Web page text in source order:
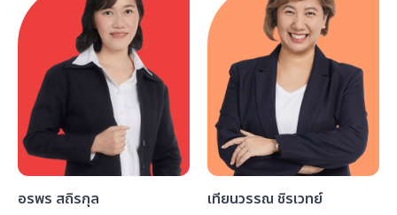
อรพร สถิรกุล เทียนวรรณ ชิรเวทย์